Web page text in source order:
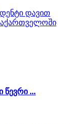
დავით
წევრი ...